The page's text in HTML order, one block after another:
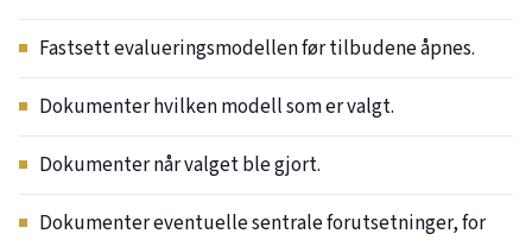
Fastsett evalueringsmodellen før tilbudene åpnes.
Dokumenter hvilken modell som er valgt.
Dokumenter når valget ble gjort.
Dokumenter eventuelle sentrale forutsetninger, for